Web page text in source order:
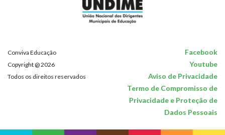
Conviva Educação Facebook
Copyright @ 2026 Youtube
Todos os direitos reservados
Aviso de Privacidade
Termo de Compromisso de
Privacidade e Proteção de
Dados Pessoais